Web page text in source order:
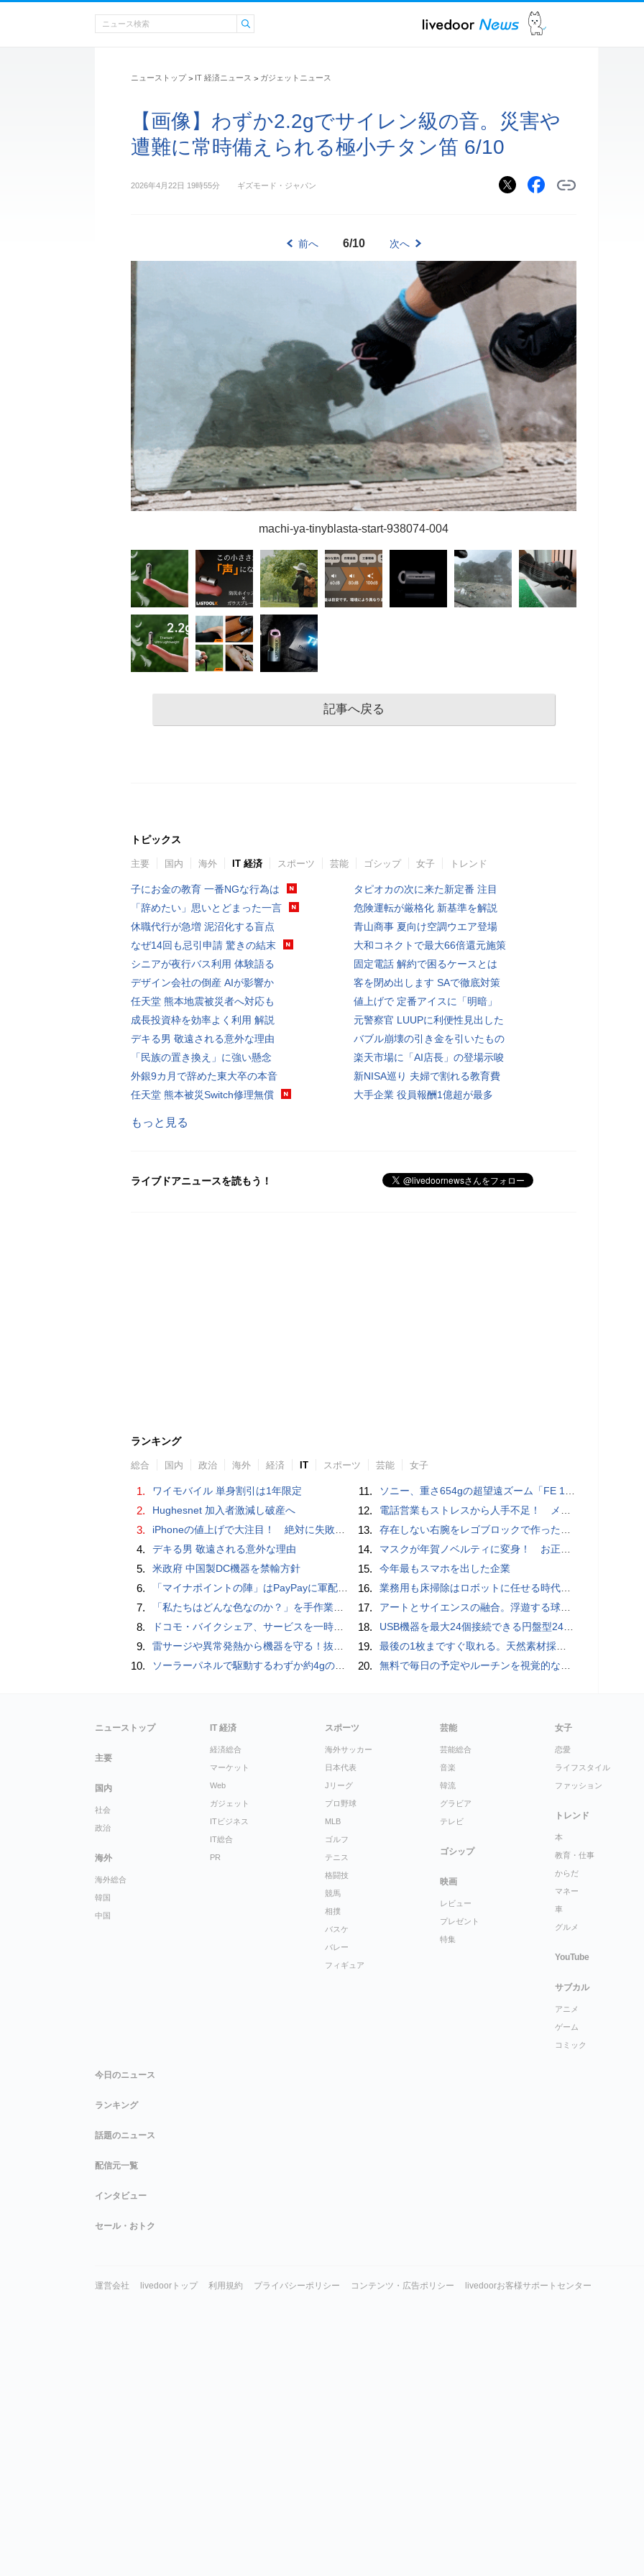
ニューストップ > IT 経済ニュース > ガジェットニュース
【画像】わずか2.2gでサイレン級の音。災害や
遭難に常時備えられる極小チタン笛 6/10
2026年4月22日 19時55分 ギズモード・ジャパン
前へ 6/10 次へ
machi-ya-tinyblasta-start-938074-004
記事へ戻る
トピックス
主要 国内 海外 IT 経済 スポーツ 芸能 ゴシップ 女子 トレンド
子にお金の教育 一番NGな行為は
「辞めたい」思いとどまった一言
休職代行が急増 泥沼化する盲点
なぜ14回も忌引申請 驚きの結末
シニアが夜行バス利用 体験語る
デザイン会社の倒産 AIが影響か
任天堂 熊本地震被災者へ対応も
成長投資枠を効率よく利用 解説
デキる男 敬遠される意外な理由
「民族の置き換え」に強い懸念
外銀9カ月で辞めた東大卒の本音
任天堂 熊本被災Switch修理無償
タピオカの次に来た新定番 注目
危険運転が厳格化 新基準を解説
青山商事 夏向け空調ウエア登場
大和コネクトで最大66倍還元施策
固定電話 解約で困るケースとは
客を閉め出します SAで徹底対策
値上げで 定番アイスに「明暗」
元警察官 LUUPに利便性見出した
バブル崩壊の引き金を引いたもの
楽天市場に「AI店長」の登場示唆
新NISA巡り 夫婦で割れる教育費
大手企業 役員報酬1億超が最多
もっと見る
ライブドアニュースを読もう！
ランキング
総合 国内 政治 海外 経済 IT スポーツ 芸能 女子
1. ワイモバイル 単身割引は1年限定
2. Hughesnet 加入者激減し破産へ
3. iPhoneの値上げで大注目！ 絶対に失敗しない「中古スマホ」の売り方＆買い方
4. デキる男 敬遠される意外な理由
5. 米政府 中国製DC機器を禁輸方針
6. 「マイナポイントの陣」はPayPayに軍配！ 燻製できちゃう鍋、グラスドームクッカー
7. 「私たちはどんな色なのか？」を手作業でデータ分析して人間の肌の色を表現する新しい色空間を構築した「Inclusive Color Space」
8. ドコモ・バイクシェア、サービスを一時停止 不具合の復旧が見通せないため
9. 雷サージや異常発熱から機器を守る！抜け止め仕様の3P-2P変換アダプタ
10. ソーラーパネルで駆動するわずか約4gの超軽量ドローン「CoulombFly」
11. ソニー、重さ654gの超望遠ズーム「FE 100-400mm F5.6-8 OSS」 実売14万円前後
12. 電話営業もストレスから人手不足！ メンタルに心配ない会話AI 「Sakura TALK」が営業電話をかける時代がくる
13. 存在しない右腕をレゴブロックで作った少年ビルダーが登場
14. マスクが年賀ノベルティに変身！ お正月特別パッケージの注文受付開始
15. 今年最もスマホを出した企業
16. 業務用も床掃除はロボットに任せる時代が本格到来 ビルメンヒューマンフェア ＆ クリーンEXPO 2018
17. アートとサイエンスの融合。浮遊する球体インテリア「Buda Ball(ブダボール)」
18. USB機器を最大24個接続できる円盤型24ポートUSBハブが登場
19. 最後の1枚まですぐ取れる。天然素材採用の「Ih Paperティッシュケース」
20. 無料で毎日の予定やルーチンを視覚的なブロック配置で把握しNextCloud・WebDAV・Obsidianなどで同期＆AI連携・歩数記録・専用Androidアプリ・StreamDeckの双方向完全連携も可能な「dayGLANCE」、アカウント登録不要でセルフホストも可能
ニューストップ
主要
国内
社会
政治
海外
海外総合
韓国
中国
IT 経済
経済総合
マーケット
Web
ガジェット
ITビジネス
IT総合
PR
スポーツ
海外サッカー
日本代表
Jリーグ
プロ野球
MLB
ゴルフ
テニス
格闘技
競馬
相撲
バスケ
バレー
フィギュア
芸能
芸能総合
音楽
韓流
グラビア
テレビ
ゴシップ
映画
レビュー
プレゼント
特集
女子
恋愛
ライフスタイル
ファッション
トレンド
本
教育・仕事
からだ
マネー
車
グルメ
YouTube
サブカル
アニメ
ゲーム
コミック
今日のニュース
ランキング
話題のニュース
配信元一覧
インタビュー
セール・おトク
運営会社 livedoorトップ 利用規約 プライバシーポリシー コンテンツ・広告ポリシー livedoorお客様サポートセンター